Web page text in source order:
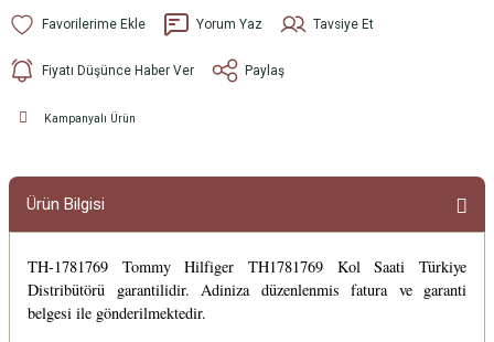
Yorum Yaz Tavsiye Et
Fiyatı Düşünce Haber Ver Paylaş
Kampanyalı Ürün
Ürün Bilgisi
TH-1781769 Tommy Hilfiger TH1781769 Kol Saati Türkiye
Distribütörü garantilidir. Adiniza düzenlenmis fatura ve garanti
belgesi ile gönderilmektedir.